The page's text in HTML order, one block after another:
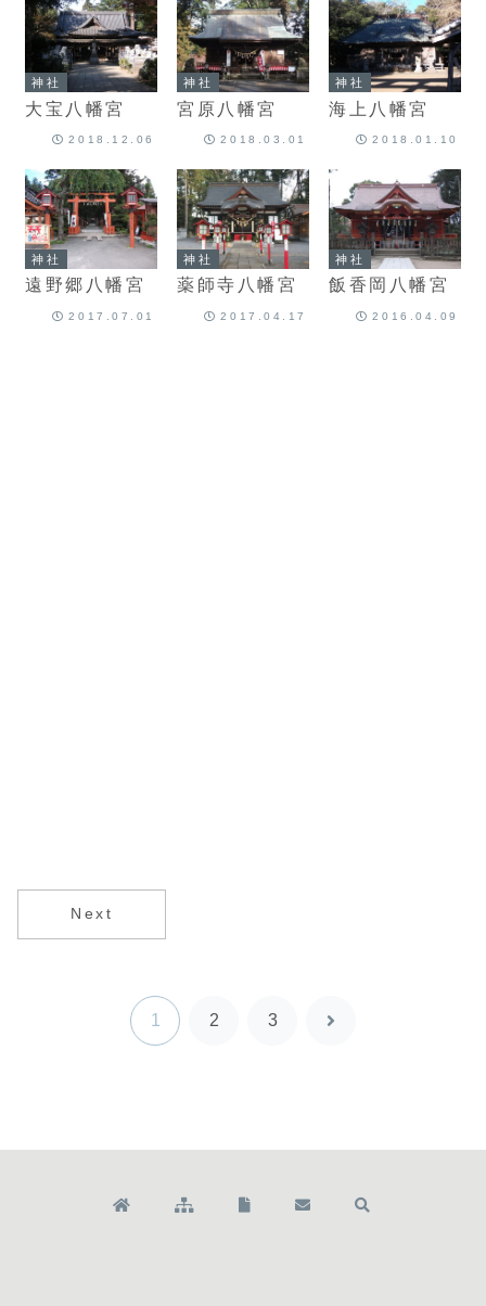
神社
大宝八幡宮
2018.12.06
神社
宮原八幡宮
2018.03.01
神社
海上八幡宮
2018.01.10
神社
遠野郷八幡宮
2017.07.01
神社
薬師寺八幡宮
2017.04.17
神社
飯香岡八幡宮
2016.04.09
Next
1 2 3
次